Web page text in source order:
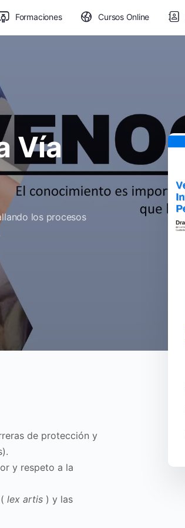
Formaciones Cursos Online
Vía
los procesos
de protección y
y respeto a la
lex artis ) y las